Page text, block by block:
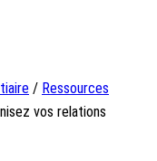
/ Ressources
vos relations